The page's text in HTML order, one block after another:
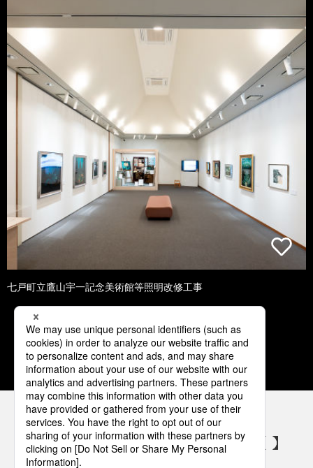
七戸町立鷹山宇一記念美術館等照明改修工事
1 2 3 4 5
パナソニックの電気設備 SNSアカウント